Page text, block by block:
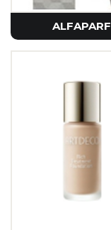
ALFAPARF